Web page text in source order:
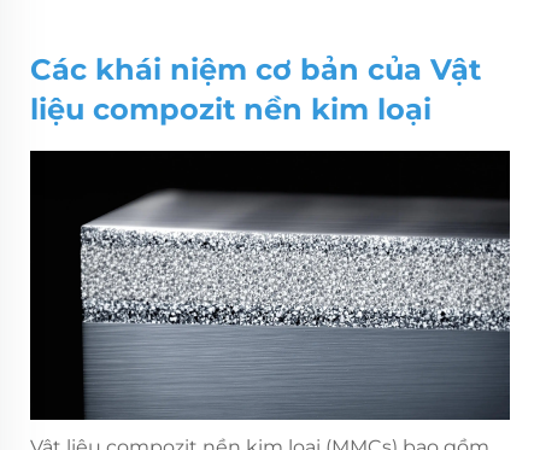
Các khái niệm cơ bản của Vật
liệu compozit nền kim loại